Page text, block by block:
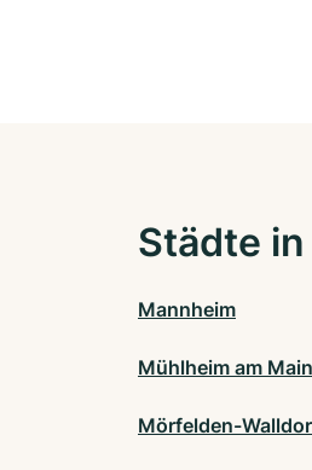
Städte
Mannheim
Mühlheim am Main
Mörfelden-